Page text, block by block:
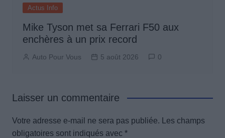
Actus Info
Mike Tyson met sa Ferrari F50 aux
enchères à un prix record
Auto Pour Vous 5 août 2026 0
Laisser un commentaire
Votre adresse e-mail ne sera pas publiée.
Les champs
obligatoires sont indiqués avec *